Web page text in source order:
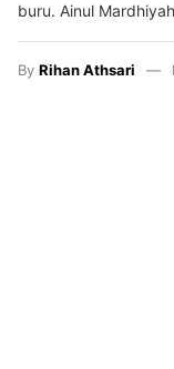
buru. Ainul
By Rihan Athsari